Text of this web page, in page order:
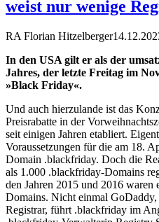
weist nur wenige
RA Florian Hitzelberger
In den USA gilt er als der
Jahres, der letzte Freitag im
»Black Friday«.
Und auch hierzulande ist das
Preisrabatte in der
seit einigen Jahren etabliert.
Voraussetzungen für die am 18.
Domain .blackfriday. Doch die
als 1.000 .blackfriday-Domains
den Jahren 2015 und 2016 waren
Domains. Nicht einmal
Registrar, führt .blackfriday im